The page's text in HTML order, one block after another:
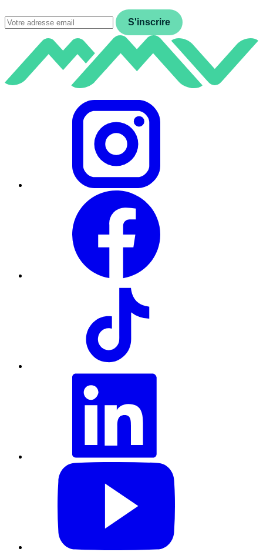
S'inscrire